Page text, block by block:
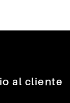
al cliente